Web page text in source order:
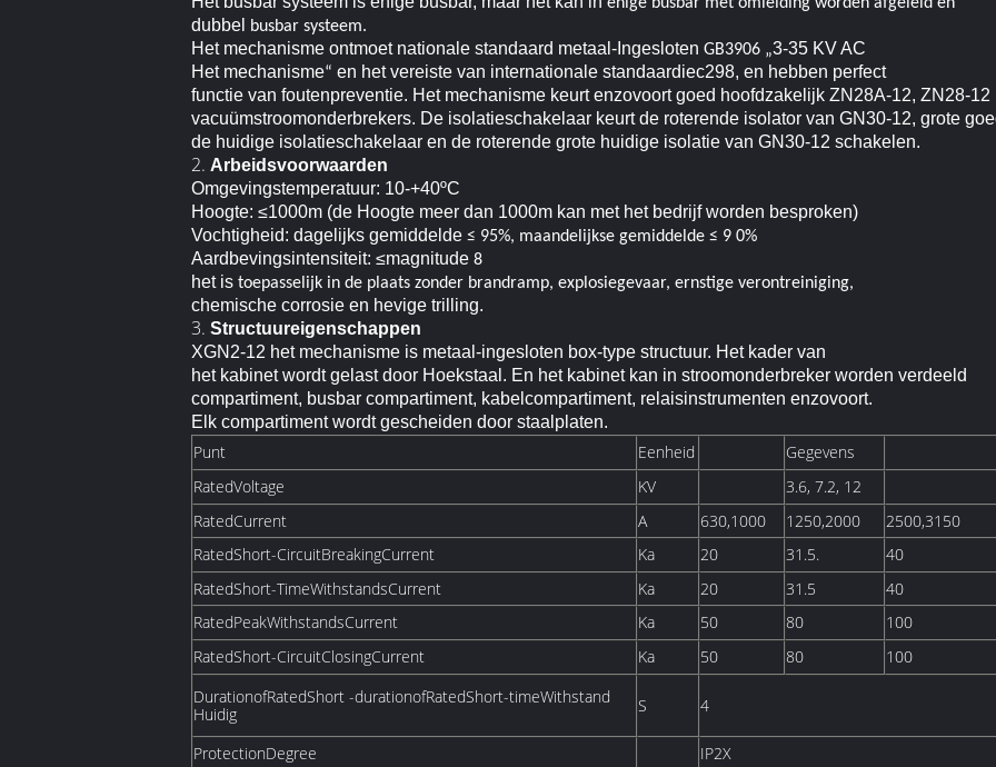
dubbel busbar systeem.
Het mechanisme ontmoet nationale standaard metaal-Ingesloten GB3906 „3-35 KV AC
Het mechanisme“ en het vereiste van internationale standaardiec298, en hebben perfect
functie van foutenpreventie. Het mechanisme keurt enzovoort goed hoofdzakelijk ZN28A-12, ZN28-12
vacuümstroomonderbrekers. De isolatieschakelaar keurt de roterende isolator van GN30-12, grote
de huidige isolatieschakelaar en de roterende grote huidige isolatie van GN30-12 schakelen.
2. Arbeidsvoorwaarden
Omgevingstemperatuur: 10-+40ºC
Hoogte: ≤1000m (de Hoogte meer dan 1000m kan met het bedrijf worden besproken)
Vochtigheid: dagelijks gemiddelde ≤ 95%, maandelijkse gemiddelde ≤ 9 0%
Aardbevingsintensiteit: ≤magnitude 8
het is toepasselijk in de plaats zonder brandramp, explosiegevaar, ernstige verontreiniging,
chemische corrosie en hevige trilling.
3. Structuureigenschappen
XGN2-12 het mechanisme is metaal-ingesloten box-type structuur. Het kader van
het kabinet wordt gelast door Hoekstaal. En het kabinet kan in stroomonderbreker worden verdeeld
compartiment, busbar compartiment, kabelcompartiment, relaisinstrumenten enzovoort.
Elk compartiment wordt gescheiden door staalplaten.
Punt Eenheid
Gegevens
RatedVoltage
KV
3.6, 7.2, 12
RatedCurrent
A 630,1000 1250,2000
2500,3150
RatedShort-CircuitBreakingCurrent
Ka 20 31.5.
40
RatedShort-TimeWithstandsCurrent
Ka 20 31.5
40
RatedPeakWithstandsCurrent
Ka 50 80
100
RatedShort-CircuitClosingCurrent
Ka 50 80
100
DurationofRatedShort -durationofRatedShort-timeWithstand
Huidig
S 4
ProtectionDegree
IP2X